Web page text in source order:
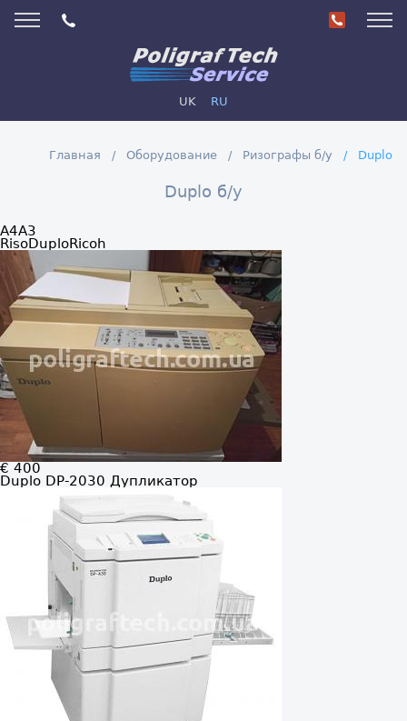
UK RU
Главная Оборудование Ризографы б/у Duplo
Duplo б/у
A4A3
RisoDuploRicoh
€ 400
Duplo DP-2030 Дупликатор